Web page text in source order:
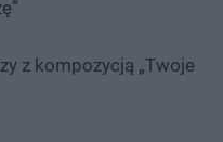
z kompozycją „Twoje